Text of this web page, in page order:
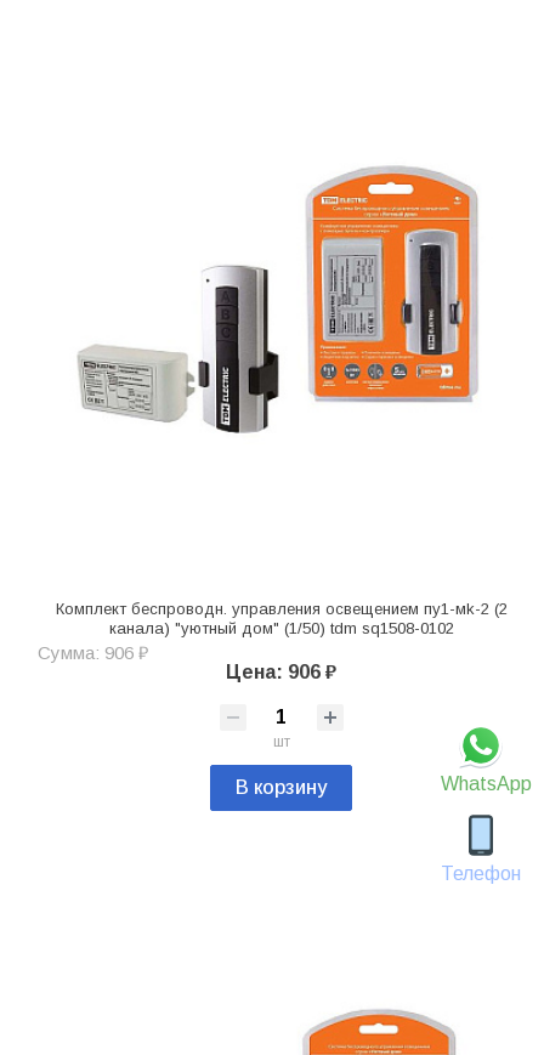
WhatsApp
Телефон
Комплект беспроводн. управления освещением пу1-мk-2 (2
канала) "уютный дом" (1/50) tdm sq1508-0102
Сумма: 906 ₽
Цена: 906 ₽
шт
В корзину